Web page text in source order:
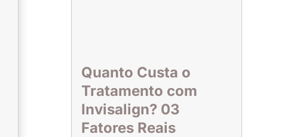
Quanto Custa o
Tratamento com
Invisalign? 03
Fatores Reais